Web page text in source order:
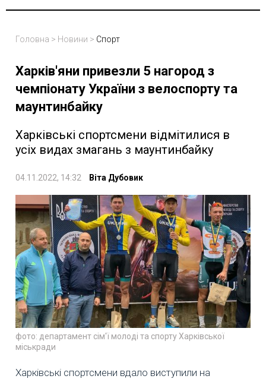
Головна > Новини > Спорт
Харків'яни привезли 5 нагород з
чемпіонату України з велоспорту та
маунтинбайку
Харківські спортсмени відмітилися в
усіх видах змагань з маунтинбайку
04.11.2022, 14:32 Віта Дубовик
фото: департамент сім'ї молоді та спорту Харківської
міськради
Харківські спортсмени вдало виступили на